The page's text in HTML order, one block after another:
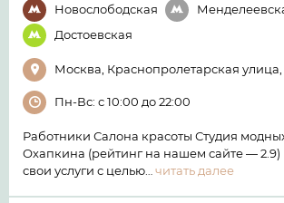
Новослободская
Достоевская
Москва, Краснопролетарская улица,
Пн-Вс: с 10:00 до 22:00
Работники Салона красоты Студия
Охапкина (рейтинг на нашем сайте — 2.9)
свои услуги с целью… читать далее